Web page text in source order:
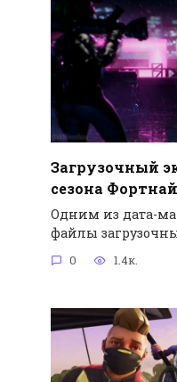
Загрузочный
сезона
Одним из дата-
файлы
0 1.4к.